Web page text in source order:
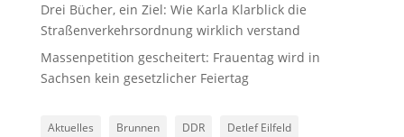
Drei Bücher, ein Ziel: Wie Karla Klarblick die
Straßenverkehrsordnung wirklich verstand
Massenpetition gescheitert: Frauentag wird in
Sachsen kein gesetzlicher Feiertag
Aktuelles Brunnen DDR
Detlef Eilfeld